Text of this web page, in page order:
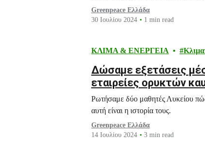
Greenpeace Ελλάδα
30 Ιουλίου 2024
1 min read
ΚΛΙΜΑ & ΕΝΕΡΓΕΙΑ
Δώσαμε εξετάσεις
εταιρείες ορυκτών
Ρωτήσαμε δύο μαθητές Λυκείου
αυτή είναι η ιστορία τους.
Greenpeace Ελλάδα
14 Ιουλίου 2024
3 min read